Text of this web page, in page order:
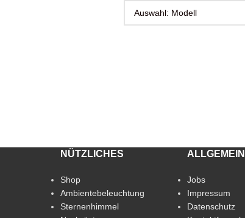
NÜTZLICHES
Shop
Ambientebeleuchtung
Sternenhimmel
ALLGEMEIN
Jobs
Impressum
Datenschutz